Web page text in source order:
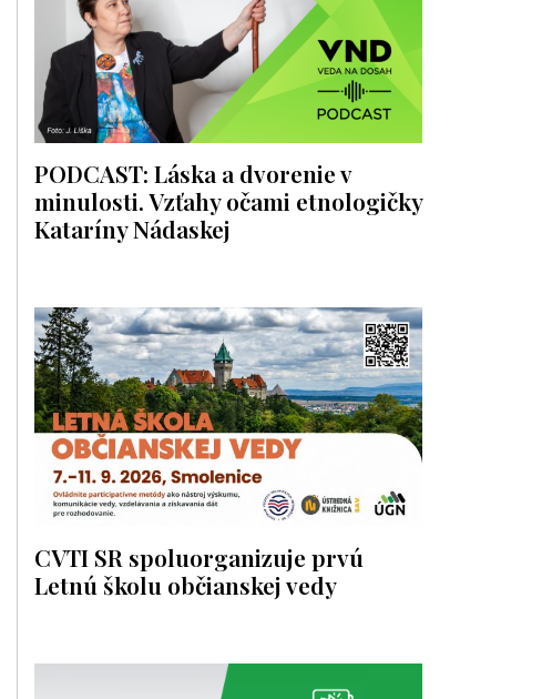
PODCAST: Láska a dvorenie v
minulosti. Vzťahy očami etnologičky
Kataríny Nádaskej
CVTI SR spoluorganizuje prvú
Letnú školu občianskej vedy